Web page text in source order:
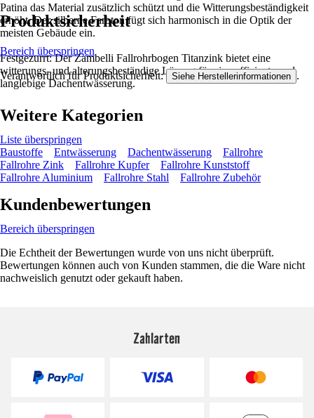
Patina das Material zusätzlich schützt und die Witterungsbeständigkeit
erhöht. Der silberne Farbton fügt sich harmonisch in die Optik der
meisten Gebäude ein.
Festgezurrt: Der Zambelli Fallrohrbogen Titanzink bietet eine
witterungs- und alterungsbeständige Lösung für eine effiziente und
langlebige Dachentwässerung.
Produktsicherheit
Bereich überspringen
Verantwortlich für Produktsicherheit: Siehe Herstellerinformationen .
Weitere Kategorien
Liste überspringen
Baustoffe
Entwässerung Dachentwässerung
Fallrohre
Fallrohre Zink
Fallrohre Kupfer
Fallrohre Kunststoff
Fallrohre Aluminium
Fallrohre Stahl Fallrohre Zubehör
Kundenbewertungen
Bereich überspringen
Die Echtheit der Bewertungen wurde von uns nicht überprüft.
Bewertungen können auch von Kunden stammen, die die Ware nicht
nachweislich genutzt oder gekauft haben.
Zahlarten